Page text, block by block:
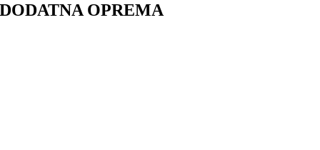
DODATNA OPREMA